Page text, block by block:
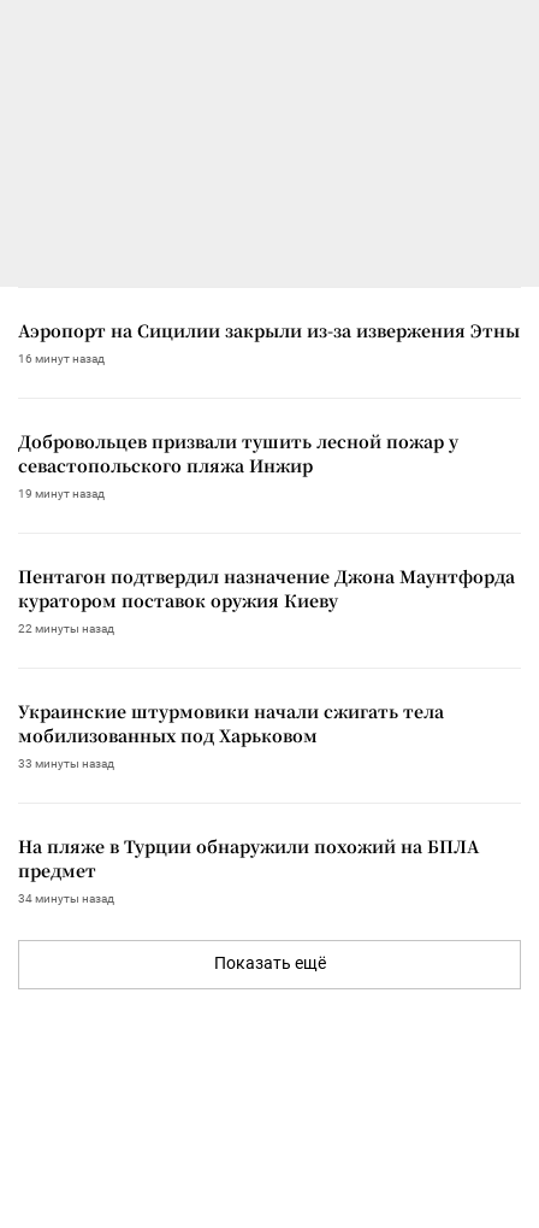
Аэропорт на Сицилии закрыли из-за извержения Этны
16 минут назад
Добровольцев призвали тушить лесной пожар у
севастопольского пляжа Инжир
19 минут назад
Пентагон подтвердил назначение Джона Маунтфорда
куратором поставок оружия Киеву
22 минуты назад
Украинские штурмовики начали сжигать тела
мобилизованных под Харьковом
33 минуты назад
На пляже в Турции обнаружили похожий на БПЛА
предмет
34 минуты назад
Показать ещё